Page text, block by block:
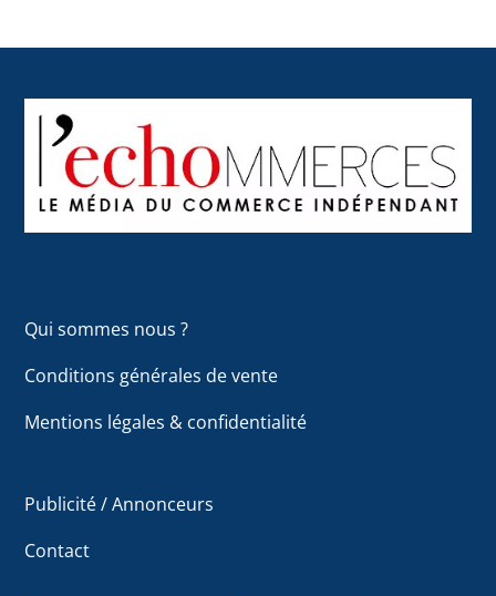
To
Top
Qui sommes nous ?
Conditions générales de vente
Mentions légales & confidentialité
Publicité / Annonceurs
Contact